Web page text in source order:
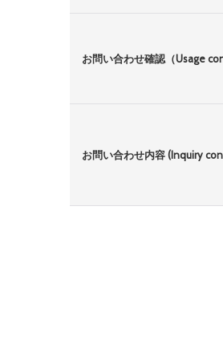
お問い合わせ確認（Usage
お問い合わせ内容 (Inquiry